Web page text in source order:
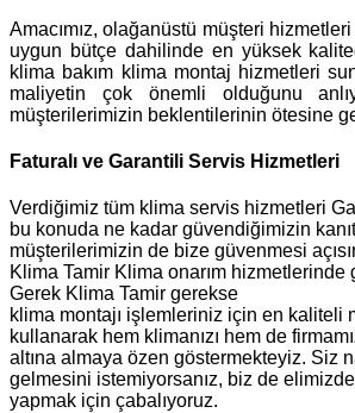
Amacımız, olağanüstü müşteri
uygun bütçe dahilinde en yüksek
klima bakım klima montaj hizmetleri
maliyetin çok önemli olduğunu
müşterilerimizin beklentilerinin ötesine
Faturalı ve Garantili Servis Hizmetleri
Verdiğimiz tüm klima servis hizmetleri
bu konuda ne kadar güvendiğimizin
müşterilerimizin de bize güvenmesi
Klima Tamir Klima onarım hizmetlerinde
Gerek Klima Tamir gerekse
klima montajı işlemleriniz için en kaliteli
kullanarak hem klimanızı hem de
altına almaya özen göstermekteyiz. Siz
gelmesini istemiyorsanız, biz de
yapmak için çabalıyoruz.